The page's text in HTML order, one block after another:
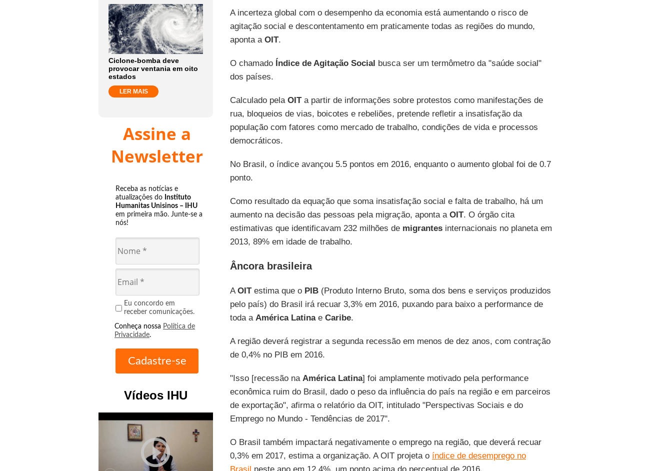
Ciclone-bomba deve
provocar ventania em oito
estados
LER MAIS
Assine a
Newsletter
Receba as notícias e
atualizações do Instituto
Humanitas Unisinos – IHU
em primeira mão. Junte-se a
nós!
Eu concordo em
receber comunicações.
Conheça nossa Política de
Privacidade.
Vídeos IHU
play_circle_outline
A incerteza global com o desempenho da economia está aumentando o risco de
agitação social e descontentamento em praticamente todas as regiões do mundo,
aponta a OIT.
O chamado Índice de Agitação Social busca ser um termômetro da "saúde social"
dos países.
Calculado pela OITa partir de informações sobre protestos como manifestações de
rua, bloqueios de vias, boicotes e rebeliões, pretende refletir a insatisfação da
população com fatores como mercado de trabalho, condições de vida e processos
democráticos.
No Brasil, o índice avançou 5.5 pontos em 2016, enquanto o aumento global foi de 0.7
ponto.
Como resultado da equação que soma insatisfação social e falta de trabalho, há um
aumento na decisão das pessoas pela migração, aponta a OIT. O órgão cita
estimativas que identificavam 232 milhões de migrantesinternacionais no planeta em
2013, 89% em idade de trabalho.
Âncora brasileira
AOITestima que o PIB(Produto Interno Bruto, soma dos bens e serviços produzidos
pelo país) do Brasil irá recuar 3,3% em 2016, puxando para baixo a performance de
toda a América Latinae Caribe.
A região deverá registrar a segunda recessão em menos de dez anos, com contração
de 0,4% no PIB em 2016.
"Isso [recessão na América Latina] foi amplamente motivado pela performance
econômica ruim do Brasil, dado o peso da influência do país na região e em parceiros
de exportação", afirma o relatório da OIT, intitulado "Perspectivas Sociais e do
Emprego no Mundo - Tendências de 2017".
O Brasil também impactará negativamente o emprego na região, que deverá recuar
0,3% em 2017, estima a organização. A OIT projeta o índice de desemprego no